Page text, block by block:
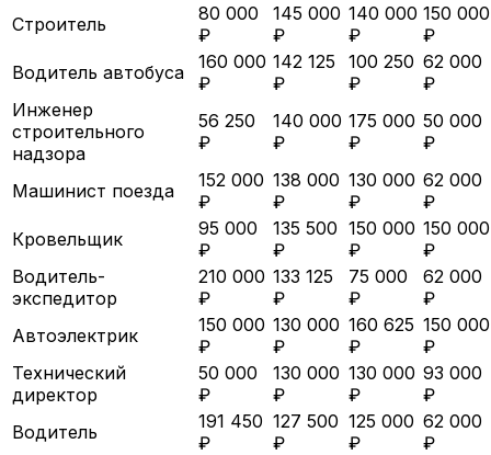
Строитель
80 000
₽
145 000
₽
140 000
₽
150 000
₽
Водитель автобуса
160 000
₽
142 125
₽
100 250
₽
62 000
₽
Инженер
строительного
надзора
56 250
₽
140 000
₽
175 000
₽
50 000
₽
Машинист поезда
152 000
₽
138 000
₽
130 000
₽
62 000
₽
Кровельщик
95 000
₽
135 500
₽
150 000
₽
150 000
₽
Водитель-
экспедитор
210 000
₽
133 125
₽
75 000
₽
62 000
₽
Автоэлектрик
150 000
₽
130 000
₽
160 625
₽
150 000
₽
Технический
директор
50 000
₽
130 000
₽
130 000
₽
93 000
₽
Водитель
191 450
₽
127 500
₽
125 000
₽
62 000
₽